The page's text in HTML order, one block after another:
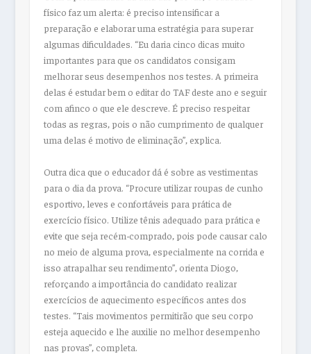
físico faz um alerta: é preciso intensificar a
preparação e elaborar uma estratégia para superar
algumas dificuldades. “Eu daria cinco dicas muito
importantes para que os candidatos consigam
melhorar seus desempenhos nos testes. A primeira
delas é estudar bem o editar do TAF deste ano e seguir
com afinco o que ele descreve. É preciso respeitar
todas as regras, pois o não cumprimento de qualquer
uma delas é motivo de eliminação”, explica.
Outra dica que o educador dá é sobre as vestimentas
para o dia da prova. “Procure utilizar roupas de cunho
esportivo, leves e confortáveis para prática de
exercício físico. Utilize tênis adequado para prática e
evite que seja recém-comprado, pois pode causar calo
no meio de alguma prova, especialmente na corrida e
isso atrapalhar seu rendimento”, orienta Diogo,
reforçando a importância do candidato realizar
exercícios de aquecimento específicos antes dos
testes. “Tais movimentos permitirão que seu corpo
esteja aquecido e lhe auxilie no melhor desempenho
nas provas”, completa.